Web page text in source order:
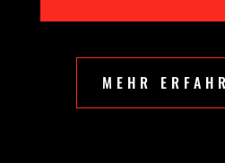
MEHR